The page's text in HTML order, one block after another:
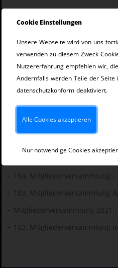
14. Weihenstephaner
2019
Veranstaltungen
VeW-Tagung und
107. Mitgliederversammlung
106. Mitgliederversammlung
104. Mitgliederversammlung
103. Mitgliederversammlung
Mitgliederversammlung 2021
103. Mitgliederversammlung
Cookie Einstellungen
Unsere Webseite wird von uns
verwenden zu diesem Zweck
Nutzererfahrung empfehlen wir,
Andernfalls werden Teile der
datenschutzkonform deaktiviert.
Alle Cookies akzeptieren
Nur notwendige Cookies